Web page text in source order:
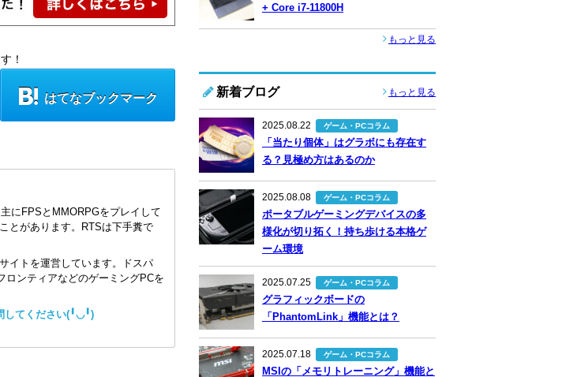
！
はてなブックマーク
にFPSとMMORPGをプレイして
とがあります。RTSは下手糞で
イトを運営しています。ドスパ
ロンティアなどのゲーミングPCを
してください(╹◡╹)
+ Core i7-11800H
もっと見る
新着ブログ もっと見る
2025.08.22 ゲーム・PCコラム
「当たり個体」はグラボにも存在す
る？見極め方はあるのか
2025.08.08 ゲーム・PCコラム
ポータブルゲーミングデバイスの多
様化が切り拓く！持ち歩ける本格ゲ
ーム環境
2025.07.25 ゲーム・PCコラム
グラフィックボードの
「PhantomLink」機能とは？
2025.07.18 ゲーム・PCコラム
MSIの「メモリトレーニング」機能と